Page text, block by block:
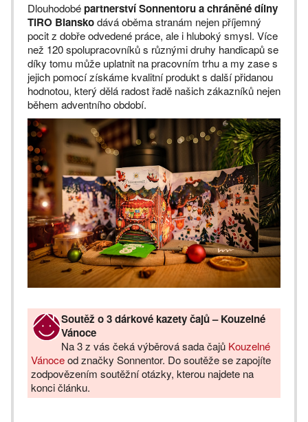
Dlouhodobépartnerství Sonnentoru a chráněné dílny
TiRO Blanskodává oběma stranám nejen příjemný
pocit z dobře odvedené práce, ale i hluboký smysl. Více
než 120 spolupracovníků s různými druhy handicapů se
díky tomu může uplatnit na pracovním trhu a my zase s
jejich pomocí získáme kvalitní produkt s další přidanou
hodnotou, který dělá radost řadě našich zákazníků nejen
během adventního období.
Soutěž o 3 dárkové kazety čajů – Kouzelné
Vánoce
Na 3 z vás čeká výběrová sada čajů Kouzelné
Vánoceod značky Sonnentor. Do soutěže se zapojíte
zodpovězením soutěžní otázky, kterou najdete na
konci článku.